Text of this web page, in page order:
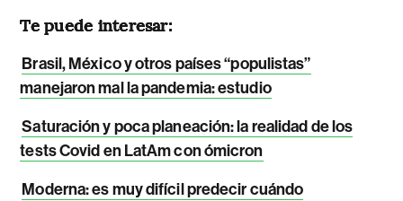
Te puede interesar:
Brasil, México y otros países “populistas”
manejaron mal la pandemia: estudio
Saturación y poca planeación: la realidad de los
tests Covid en LatAm con ómicron
Moderna: es muy difícil predecir cuándo